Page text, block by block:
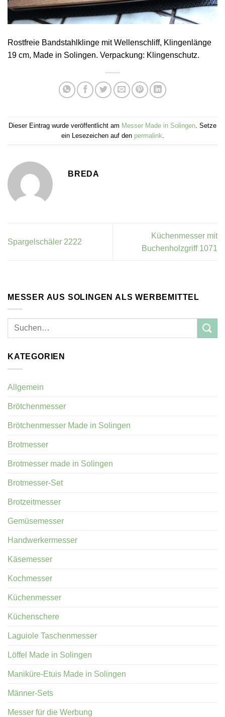
Rostfreie Bandstahlklinge mit Wellenschliff, Klingenlänge
19 cm, Made in Solingen. Verpackung: Klingenschutz.
Dieser Eintrag wurde veröffentlicht am Messer Made in Solingen . Setze
ein Lesezeichen auf den permalink
BREDA
Spargelschäler 2222
Küchenmesser mit
Buchenholzgriff 1071
MESSER AUS SOLINGEN ALS WERBEMITTEL
KATEGORIEN
Allgemein
Brötchenmesser
Brötchenmesser Made in Solingen
Brotmesser
Brotmesser made in Solingen
Brotmesser-Set
Brotzeitmesser
Gemüsemesser
Handwerkermesser
Käsemesser
Kochmesser
Küchenmesser
Küchenschere
Laguiole Taschenmesser
Löffel Made in Solingen
Maniküre-Etuis Made in Solingen
Männer-Sets
Messer für die Werbung